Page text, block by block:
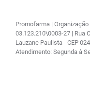
Promofarma |
03.123.210\0003-27 | Rua
Lauzane Paulista - CEP
Atendimento: Segunda à